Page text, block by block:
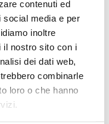
contenuti ed
social media e per
inoltre
il nostro sito con i
dei dati web,
combinarle
loro o che hanno